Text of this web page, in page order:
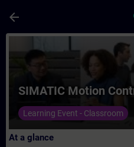
arrow_back
Course - SIMATIC
SIMATIC Motion
Learning Event - Classroom
At a glance